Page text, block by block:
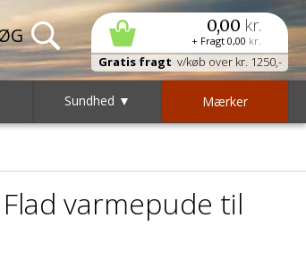
0,00 kr.
+ Fragt 0,00 kr.
Gratis fragt v/køb over kr. 1250,-
Sundhed ▼ Mærker
varmepude til